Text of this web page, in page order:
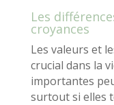
Les
croyances
Les valeurs et
crucial dans la
importantes
surtout si elles